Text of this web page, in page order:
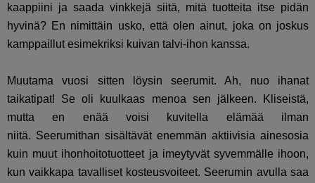
kaappiini ja saada vinkkejä siitä, mitä tuotteita itse pidän
hyvinä? En nimittäin usko, että olen ainut, joka on joskus
kamppaillut esimekriksi kuivan talvi-ihon kanssa.
Muutama vuosi sitten löysin seerumit. Ah, nuo ihanat
taikatipat! Se oli kuulkaas menoa sen jälkeen. Kliseistä,
mutta en enää voisi kuvitella elämää ilman
niitä. Seerumithan sisältävät enemmän aktiivisia ainesosia
kuin muut ihonhoitotuotteet ja imeytyvät syvemmälle ihoon,
kun vaikkapa tavalliset kosteusvoiteet. Seerumin avulla saa